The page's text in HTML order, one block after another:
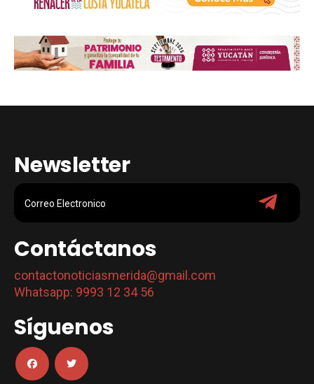
Newsletter
Contáctanos
contactonoticiasmerida@gmail.com
Whatsapp: 9993 12 34 56
Síguenos